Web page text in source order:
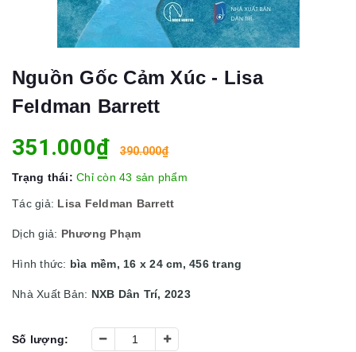
Nguồn Gốc Cảm Xúc - Lisa
Feldman Barrett
351.000₫ 390.000₫
Trạng thái: Chỉ còn 43 sản phẩm
Tác giả: Lisa Feldman Barrett
Dịch giả: Phương Phạm
Hình thức: bìa mềm, 16 x 24 cm, 456 trang
Nhà Xuất Bản: NXB Dân Trí, 2023
Số lượng: